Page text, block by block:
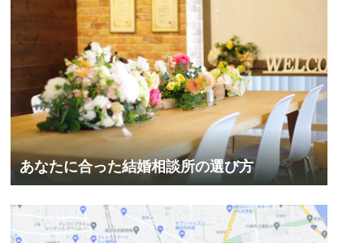
あなたに合った結婚相談所の選び方